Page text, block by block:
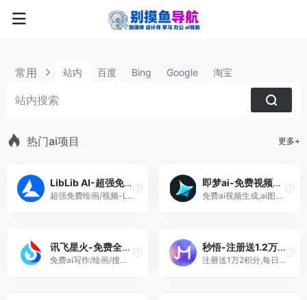
常用 站内 百度 Bing Google 淘宝
热门ai项目 更多+
LibLib AI-超强免费绘画/视频
超强免费绘画/视频-LiblibAI,中国领先的AI创作平台与模型社区,提供SD模型下载,在线生成及工作流服务
即梦ai-免费视频图片生成
免费ai视频生成,ai图片,故事创作!-字节跳动抖音旗下,免费图片视频生成神器
讯飞星火-免费全能ai助手
免费ai写作/绘画/搜索/ppt..编程,智能体,讯飞星火ai助手
秒悟-注册送1.2万积分
注册送1万2积分,每日登录送2000积分! 是阿里云推出的零代码AI应用创作平台，无需编程基础，仅靠自然语言描述需求，即可依托多模型协同，分钟级生成含前后端、数据库的完整网页与应用，自动调配云端资源并一键部署上线，适配个人建站、活动页面、简易后台搭建等多元场景，大幅降低应用开发门槛。